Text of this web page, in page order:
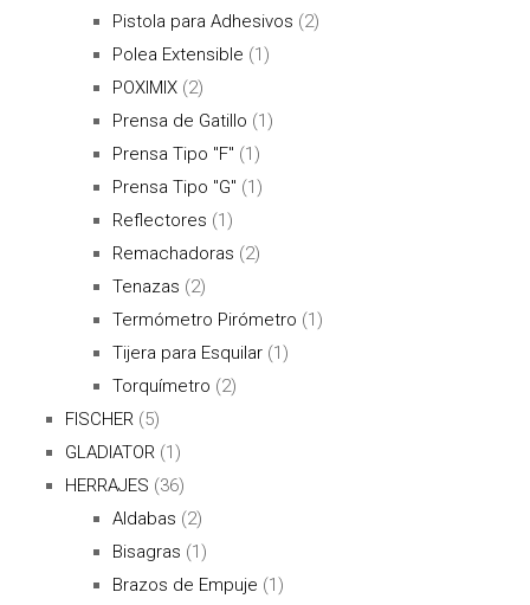
Pistola para Adhesivos (2)
Polea Extensible (1)
POXIMIX (2)
Prensa de Gatillo (1)
Prensa Tipo "F" (1)
Prensa Tipo "G" (1)
Reflectores (1)
Remachadoras (2)
Tenazas (2)
Termómetro Pirómetro (1)
Tijera para Esquilar (1)
Torquímetro (2)
FISCHER (5)
GLADIATOR (1)
HERRAJES (36)
Aldabas (2)
Bisagras (1)
Brazos de Empuje (1)